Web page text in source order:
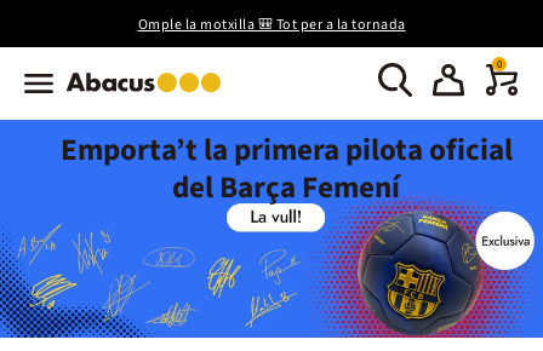
Omple la motxilla 🎒 Tot per a la tornada
0
Emporta’t la primera pilota oficial
del Barça Femení